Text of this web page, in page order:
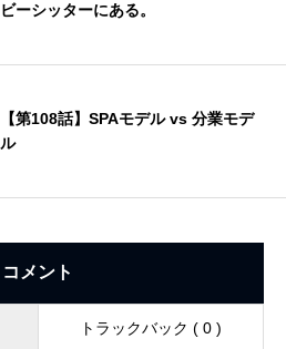
ビーシッターにある。
【第108話】SPAモデル vs 分業モデ
ル
コメント
トラックバック ( 0 )